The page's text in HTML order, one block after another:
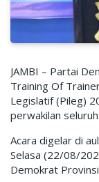
JAMBI – Partai
Training Of
Legislatif (Pileg)
perwakilan
Acara digelar di
Selasa (22/08/
Demokrat